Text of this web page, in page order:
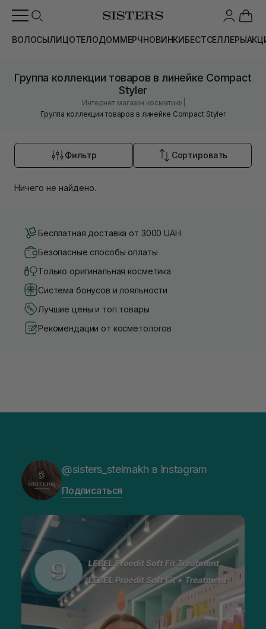
ВОЛОСЫЛИЦОТЕЛОДОММЕРЧНОВИНКИБЕСТСЕЛЛЕРЫ
Группа коллекции товаров в линейке Compact
Styler
Интернет магазин косметики
Группа коллекции товаров в линейке Compact Styler
Фильтр Сортировать
Ничего не найдено.
Бесплатная доставка от 3000 UAH
Безопасные способы оплаты
Только оригинальная косметика
Система бонусов и лояльности
Лучшие цены и топ товары
Рекомендации от косметологов
@sisters_stelmakh в Instagram
Подписаться